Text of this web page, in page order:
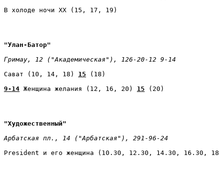
В холоде ночи ХХ (15, 17, 19)
"Улан-Батор"
Гримау, 12 ("Академическая"), 126-20-12 9-14
Сават (10, 14, 18) 15 (18)
9-14 Женщина желания (12, 16, 20) 15 (20)
"Художественный"
Арбатская пл., 14 ("Арбатская"), 291-96-24
President и его женщина (10.30, 12.30, 14.30, 16.30,